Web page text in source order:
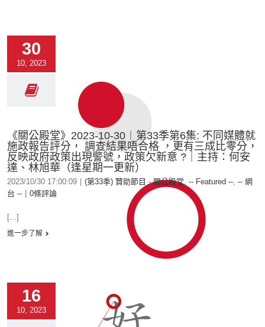
30
10, 2023
《關公殿堂》2023-10-30︱第33季第6集: 不同媒體就
施政報告評分， 調查結果唔合格 ，更有三成比零分，
反映政府政策出現警號，政策欠新意 ?｜主持：何安
達、林旭華（逢星期一更新）
2023/10/30 17:00:09 (第33季) 贊助節目 - 關公殿堂, -- Featured --, -- 網
台 --
0條評論
[...]
進一步了解
16
10, 2023